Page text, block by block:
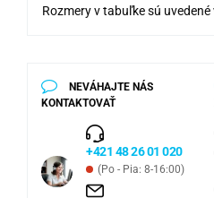
Rozmery v tabuľke sú uvedené
NEVÁHAJTE NÁS
KONTAKTOVAŤ
+421 48 26 01 020
(Po - Pia: 8-16:00)